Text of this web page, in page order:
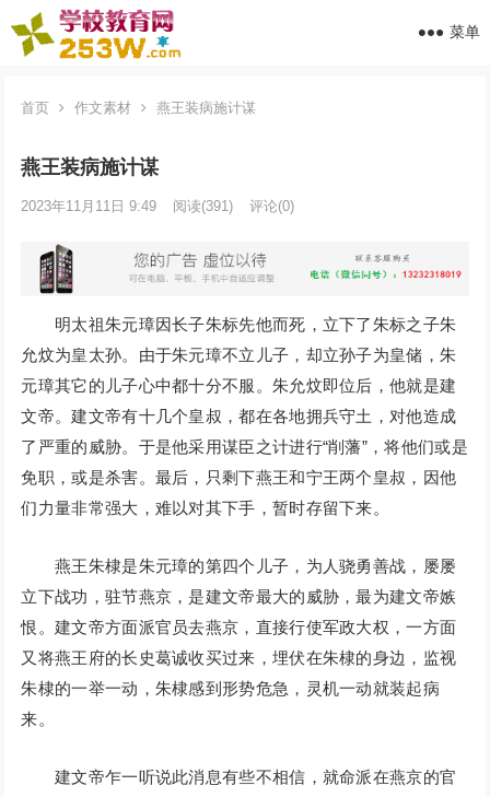
菜单
首页 作文素材 燕王装病施计谋
燕王装病施计谋
2023年11月11日 9:49 阅读(391) 评论(0)
明太祖朱元璋因长子朱标先他而死，立下了朱标之子朱
允炆为皇太孙。由于朱元璋不立儿子，却立孙子为皇储，朱
元璋其它的儿子心中都十分不服。朱允炆即位后，他就是建
文帝。建文帝有十几个皇叔，都在各地拥兵守土，对他造成
了严重的威胁。于是他采用谋臣之计进行“削藩”，将他们或是
免职，或是杀害。最后，只剩下燕王和宁王两个皇叔，因他
们力量非常强大，难以对其下手，暂时存留下来。
燕王朱棣是朱元璋的第四个儿子，为人骁勇善战，屡屡
立下战功，驻节燕京，是建文帝最大的威胁，最为建文帝嫉
恨。建文帝方面派官员去燕京，直接行使军政大权，一方面
又将燕王府的长史葛诚收买过来，埋伏在朱棣的身边，监视
朱棣的一举一动，朱棣感到形势危急，灵机一动就装起病
来。
建文帝乍一听说此消息有些不相信，就命派在燕京的官